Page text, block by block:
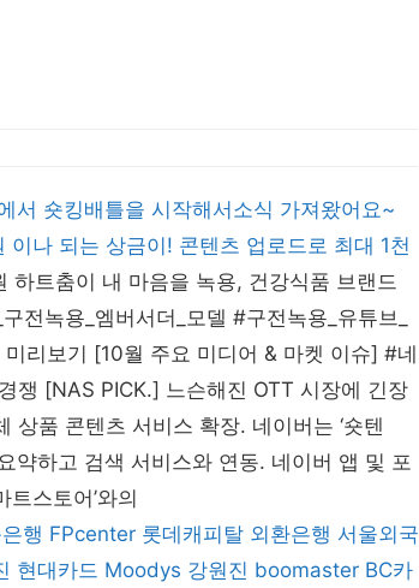
서 숏킹배틀을 시작해서소식 가져왔어요~
나 되는 상금이! 콘텐츠 업로드로 최대 1천
하트춤이 내 마음을 녹용, 건강식품 브랜드
녹용_엠버서더_모델 #구전녹용_유튜브_
리보기 [10월 주요 미디어 & 마켓 이슈] #네
쟁 [NAS PICK.] 느슨해진 OTT 시장에 긴장
품 콘텐츠 서비스 확장. 네이버는 ‘숏텐
약하고 검색 서비스와 연동. 네이버 앱 및 포
스토어’와의
행 FPcenter 롯데캐피탈 외환은행 서울외국
현대카드 Moodys 강원진 boomaster BC카